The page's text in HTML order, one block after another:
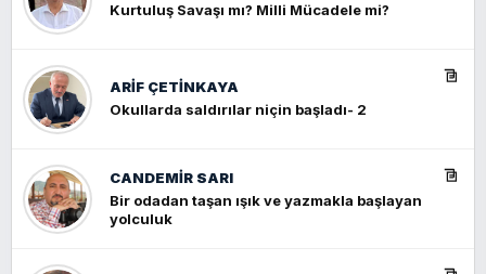
Kurtuluş Savaşı mı? Milli Mücadele mi?
ARIF ÇETİNKAYA
Okullarda saldırılar niçin başladı- 2
CANDEMIR SARI
Bir odadan taşan ışık ve yazmakla başlayan
yolculuk